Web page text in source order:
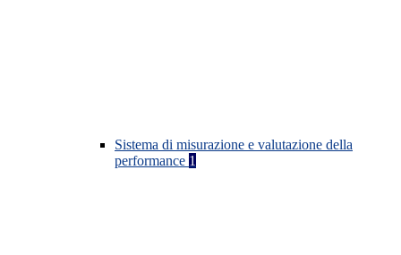
Sistema di misurazione e valutazione della
performance 1